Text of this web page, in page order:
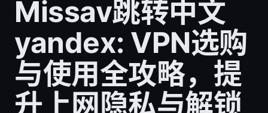
Missav跳转中文
yandex: VPN选购
与使用全攻略，提
升上网隐私与解锁